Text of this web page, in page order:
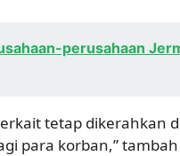
perusahaan
tetap dikerahkan
para korban,”